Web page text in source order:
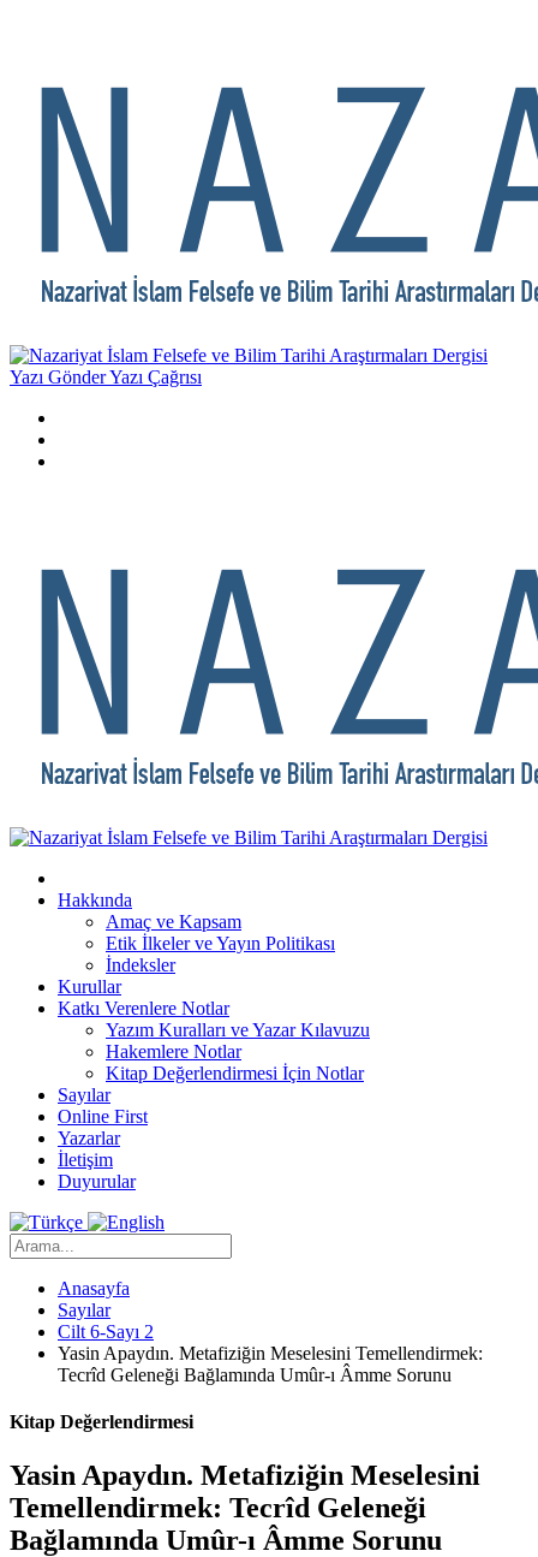
Yazı GönderYazı Çağrısı
Hakkında
Amaç ve Kapsam
Etik İlkeler ve Yayın Politikası
İndeksler
Kurullar
Katkı Verenlere Notlar
Yazım Kuralları ve Yazar Kılavuzu
Hakemlere Notlar
Kitap Değerlendirmesi İçin Notlar
Sayılar
Online First
Yazarlar
İletişim
Duyurular
Anasayfa
Sayılar
Cilt 6-Sayı 2
Yasin Apaydın. Metafiziğin Meselesini Temellendirmek:
Tecrîd Geleneği Bağlamında Umûr-ı Âmme Sorunu
Kitap Değerlendirmesi
Yasin Apaydın. Metafiziğin Meselesini
Temellendirmek: Tecrîd Geleneği
Bağlamında Umûr-ı Âmme Sorunu